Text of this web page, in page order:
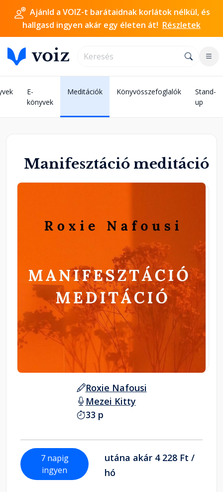
Ajánld a VOIZ-t barátaidnak korlátok nélkül, és
hallgasd ingyen akár egy életen át! Részletek
E-
könyvek
Meditációk Könyvösszefoglalók
Stand-
up
Manifesztáció meditáció
Roxie Nafousi
Mezei Kitty
33 p
7 napig
ingyen
utána akár 4 228 Ft /
hó